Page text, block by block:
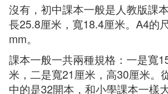
沒有，初中課本一般是人教版課
長25.8厘米，寬18.4厘米。A4的
mm。
課本一般一共兩種規格：一是寬
米，二是寬21厘米，高30厘米。
中的是32開本，和小學課本一樣